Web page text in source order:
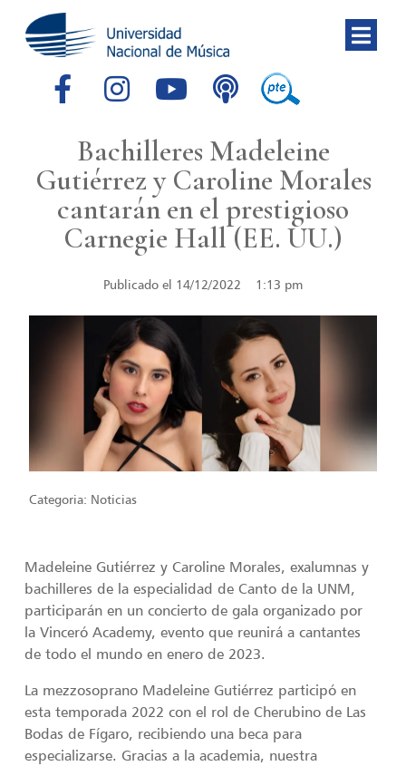
Bachilleres Madeleine
Gutiérrez y Caroline Morales
cantarán en el prestigioso
Carnegie Hall (EE. UU.)
Publicado el 14/12/2022 1:13 pm
Categoria: Noticias
Madeleine Gutiérrez y Caroline Morales, exalumnas y
bachilleres de la especialidad de Canto de la UNM,
participarán en un concierto de gala organizado por
la Vinceró Academy, evento que reunirá a cantantes
de todo el mundo en enero de 2023.
La mezzosoprano Madeleine Gutiérrez participó en
esta temporada 2022 con el rol de Cherubino de Las
Bodas de Fígaro, recibiendo una beca para
especializarse. Gracias a la academia, nuestra